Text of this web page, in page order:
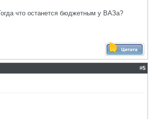
что останется бюджетным у ВАЗа?
#5